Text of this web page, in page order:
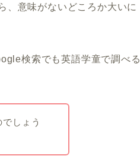
、意味がないどころか大いに
検索でも英語学童で調べる
しょう